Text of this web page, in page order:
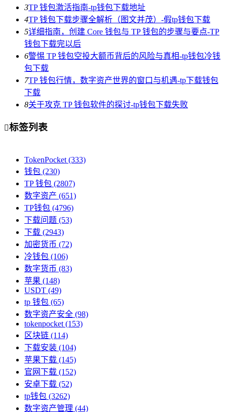
3TP 钱包激活指南-tp钱包下载地址
4TP 钱包下载步骤全解析（图文并茂）-假tp钱包下载
5详细指南，创建 Core 钱包与 TP 钱包的步骤与要点-TP
钱包下载完以后
6警惕 TP 钱包空投大额币背后的风险与真相-tp钱包冷钱
包下载
7TP 钱包行情，数字资产世界的窗口与机遇-tp下载钱包
下载
8关于攻克 TP 钱包软件的探讨-tp钱包下载失败
标签列表
TokenPocket (333)
钱包 (230)
TP 钱包 (2807)
数字资产 (651)
TP钱包 (4796)
下载问题 (53)
下载 (2943)
加密货币 (72)
冷钱包 (106)
数字货币 (83)
苹果 (148)
USDT (49)
tp 钱包 (65)
数字资产安全 (98)
tokenpocket (153)
区块链 (114)
下载安装 (104)
苹果下载 (145)
官网下载 (152)
安卓下载 (52)
tp钱包 (3262)
数字资产管理 (44)